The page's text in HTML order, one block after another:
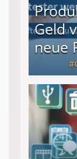
Geld
neue
↻ Täglich